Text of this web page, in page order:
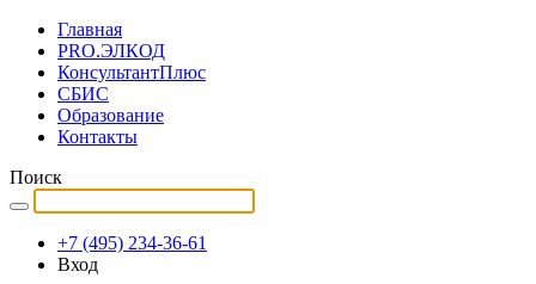
Главная
PRO.ЭЛКОД
КонсультантПлюс
СБИС
Образование
Контакты
Поиск
+7 (495) 234-36-61
Вход